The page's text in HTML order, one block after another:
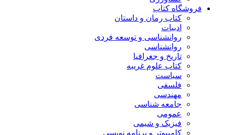
فروشگاه کتاب
کتاب رمان و داستان
ادبیات
روانشناسی و توسعه فردی
روانشناسی
تاریخ و جغرافیا
کتاب علوم غریبه
سیاست
فلسفی
مهندسی
جامعه شناسی
عمومی
فیزیک و شیمی
کامپیوتر و برنامه نویسی